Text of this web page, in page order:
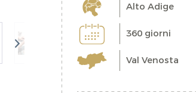
Alto Adige
360 giorni
Val Venosta